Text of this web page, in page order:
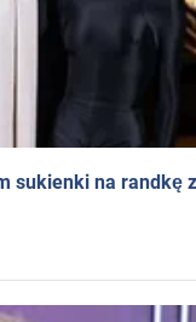
sukienki na randkę